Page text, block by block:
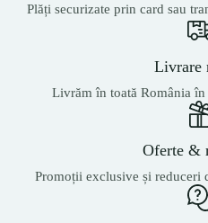
Plăți securizate prin card sau
Livrare
Livrăm în toată România
Oferte &
Promoții exclusive și reduceri